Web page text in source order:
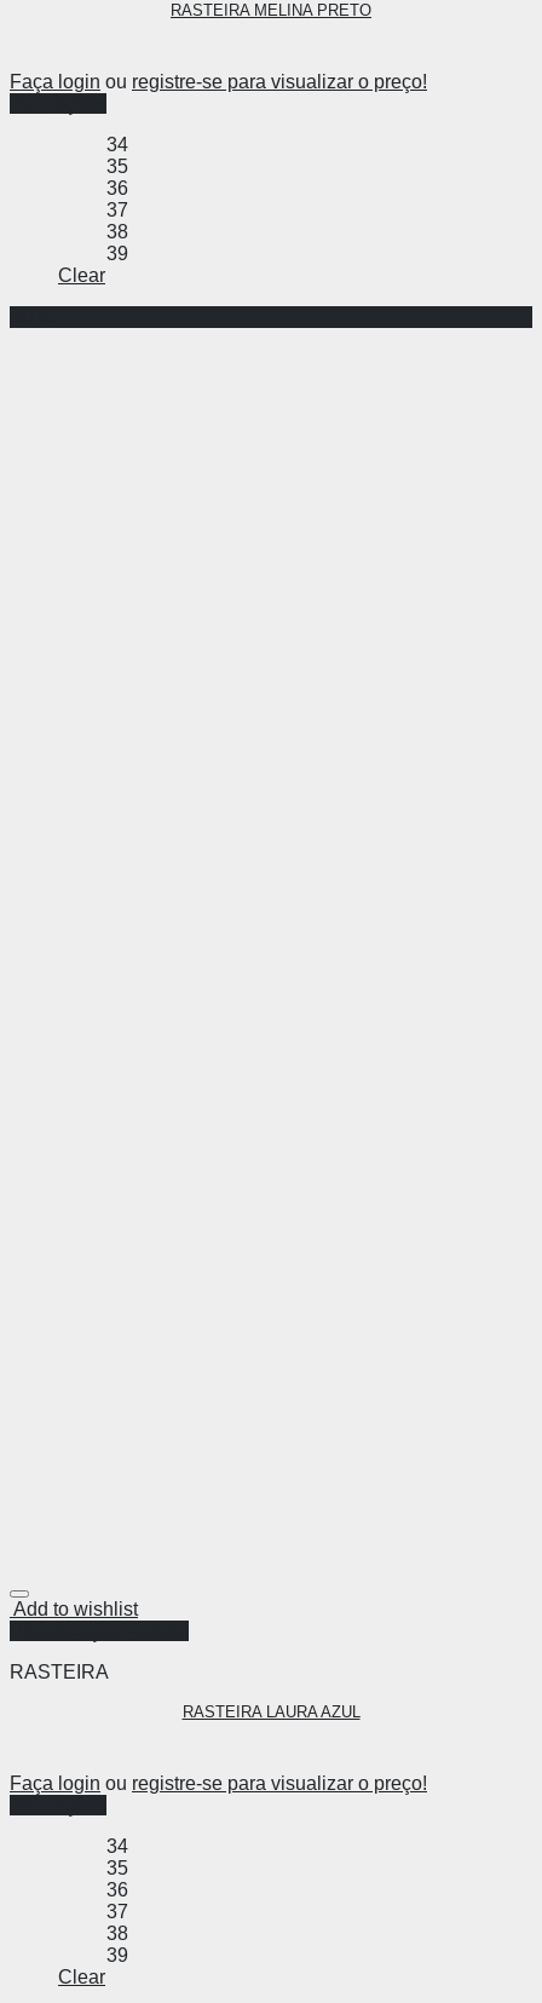
RASTEIRA MELINA PRETO
Faça login ou registre-se para visualizar o preço!
34
35
36
37
38
39
Clear
Add to wishlist
RASTEIRA
RASTEIRA LAURA AZUL
Faça login ou registre-se para visualizar o preço!
34
35
36
37
38
39
Clear